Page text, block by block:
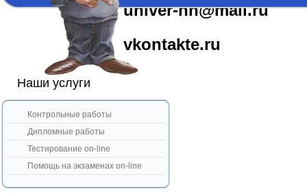
univer-nn@mail.ru
vkontakte.ru
Наши услуги
Контрольные работы
Дипломные работы
Тестирование on-line
Помощь на экзаменах on-line